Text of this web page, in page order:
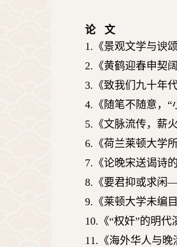
论 文
1. 《景观文学与谀
2. 《黄鹤迎春申契
3. 《致我们九十年
4. 《随笔不随意， “
5. 《文脉流传，薪
6. 《荷兰莱顿大学
7. 《论晚宋送谒诗
8. 《要君抑或求闲
9. 《莱顿大学未编
10. 《“权奸”的明代
11. 《海外华人与